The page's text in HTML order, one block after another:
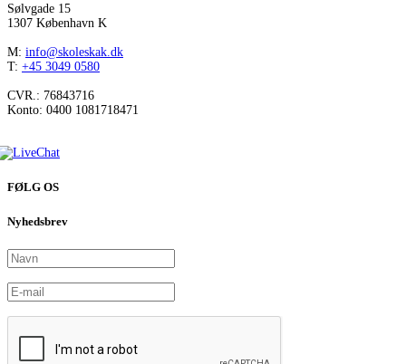
Sølvgade 15
1307 København K
M: info@skoleskak.dk
T: +45 3049 0580
CVR.: 76843716
Konto: 0400 1081718471
FØLG OS
Nyhedsbrev